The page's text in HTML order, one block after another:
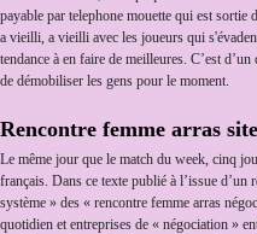
payable par telephone mouette qui est sortie
a vieilli, a vieilli avec les joueurs qui
tendance à en faire de meilleures. C’est
de démobiliser les gens pour le moment.
Rencontre femme arras
Le même jour que le match du week, cinq
français. Dans ce texte publié à l’issue d’un
système » des « rencontre femme arras
quotidien et entreprises de « négociation »